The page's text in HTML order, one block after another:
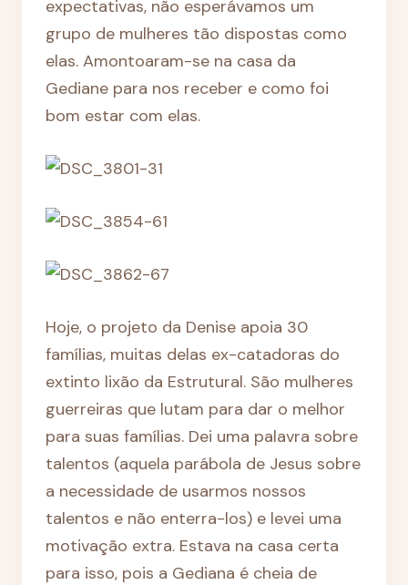
expectativas, não esperávamos um
grupo de mulheres tão dispostas como
elas. Amontoaram-se na casa da
Gediane para nos receber e como foi
bom estar com elas.
Hoje, o projeto da Denise apoia 30
famílias, muitas delas ex-catadoras do
extinto lixão da Estrutural. São mulheres
guerreiras que lutam para dar o melhor
para suas famílias. Dei uma palavra sobre
talentos (aquela parábola de Jesus sobre
a necessidade de usarmos nossos
talentos e não enterra-los) e levei uma
motivação extra. Estava na casa certa
para isso, pois a Gediana é cheia de